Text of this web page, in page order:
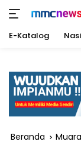
konten
E-Katalog
Beranda